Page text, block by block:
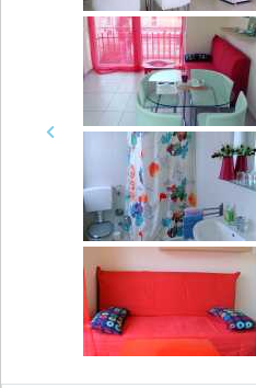
Previous